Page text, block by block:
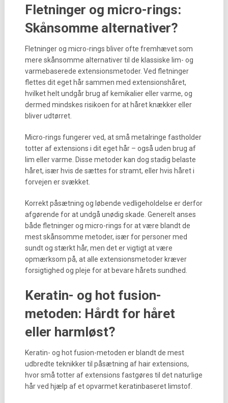
Fletninger og micro-rings:
Skånsomme alternativer?
Fletninger og micro-rings bliver ofte fremhævet som
mere skånsomme alternativer til de klassiske lim- og
varmebaserede extensionsmetoder. Ved fletninger
flettes dit eget hår sammen med extensionshåret,
hvilket helt undgår brug af kemikalier eller varme, og
dermed mindskes risikoen for at håret knækker eller
bliver udtørret.
Micro-rings fungerer ved, at små metalringe fastholder
totter af extensions i dit eget hår – også uden brug af
lim eller varme. Disse metoder kan dog stadig belaste
håret, især hvis de sættes for stramt, eller hvis håret i
forvejen er svækket.
Korrekt påsætning og løbende vedligeholdelse er derfor
afgørende for at undgå unødig skade. Generelt anses
både fletninger og micro-rings for at være blandt de
mest skånsomme metoder, især for personer med
sundt og stærkt hår, men det er vigtigt at være
opmærksom på, at alle extensionsmetoder kræver
forsigtighed og pleje for at bevare hårets sundhed.
Keratin- og hot fusion-
metoden: Hårdt for håret
eller harmløst?
Keratin- og hot fusion-metoden er blandt de mest
udbredte teknikker til påsætning af hair extensions,
hvor små totter af extensions fastgøres til det naturlige
hår ved hjælp af et opvarmet keratinbaseret limstof.